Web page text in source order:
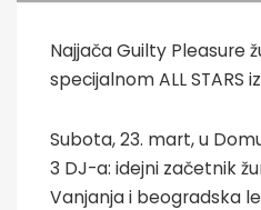
Najjača Guilty Pleasure
specijalnom ALL STARS
Subota, 23. mart, u
3 DJ-a: idejni začetnik
Vanjanja i beogradska